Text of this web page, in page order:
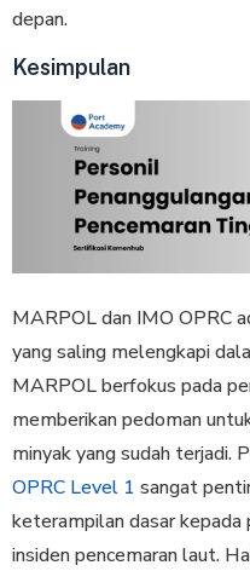
depan.
Kesimpulan
MARPOL dan IMO OPRC
yang saling melengkapi
MARPOL berfokus pada
memberikan pedoman
minyak yang sudah terjadi.
OPRC Level 1 sangat
keterampilan dasar
insiden pencemaran laut.